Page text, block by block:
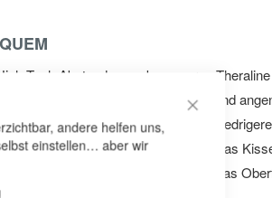
CLOSE
andere helfen uns,
einstellen… aber wir
Tech Abstandsgewebe unseres
bei maximaler Sicherheit bequem und
dabei gegenüber unserem etwas
des Kopfes. Auch bleibt das
unter dem Kopf positioniert. Das